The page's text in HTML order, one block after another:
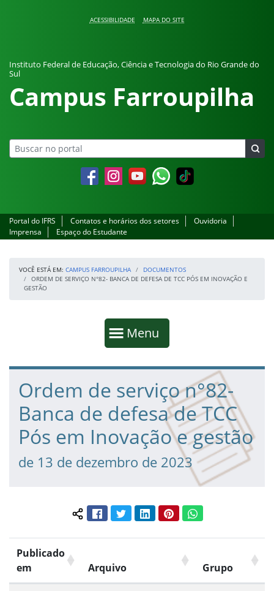
ACESSIBILIDADE MAPA DO SITE
Instituto Federal de Educação, Ciência e Tecnologia do Rio Grande do
Sul
Campus Farroupilha
FacebookInstagramYouTubeWhatsapp
Portal do IFRS Contatos e horários dos setores
Ouvidoria
Imprensa
Espaço do Estudante
VOCÊ ESTÁ EM: CAMPUS FARROUPILHA
DOCUMENTOS
ORDEM DE SERVIÇO N°82- BANCA DE DEFESA DE TCC PÓS EM INOVAÇÃO E
GESTÃO
Mostrar
Menu
Fim da navegação
Início do conteúdo
Ordem de serviço n°82-
Banca de defesa de TCC
Pós em Inovação e gestão
de 13 de dezembro de 2023
Compartilhar conteúdo:
FacebookTwitterLinkedInPinterestWhatsApp
Publicado
em
Arquivo Grupo